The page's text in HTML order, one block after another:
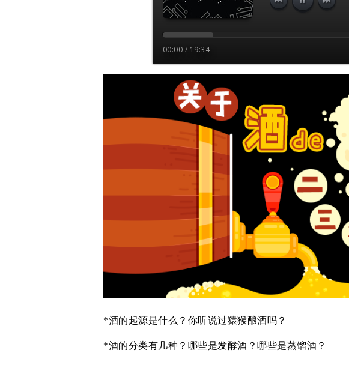
00:00 / 19:34
*酒的起源是什么？你听说过猿猴酿酒吗？
*酒的分类有几种？哪些是发酵酒？哪些是蒸馏酒？